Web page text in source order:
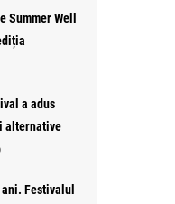
Well
a adus
alternative
Festivalul